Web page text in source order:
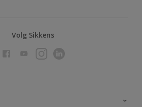
Volg Sikkens